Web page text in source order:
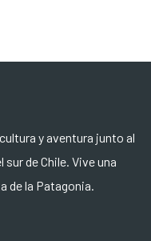
y aventura junto al
de Chile. Vive una
de la Patagonia.